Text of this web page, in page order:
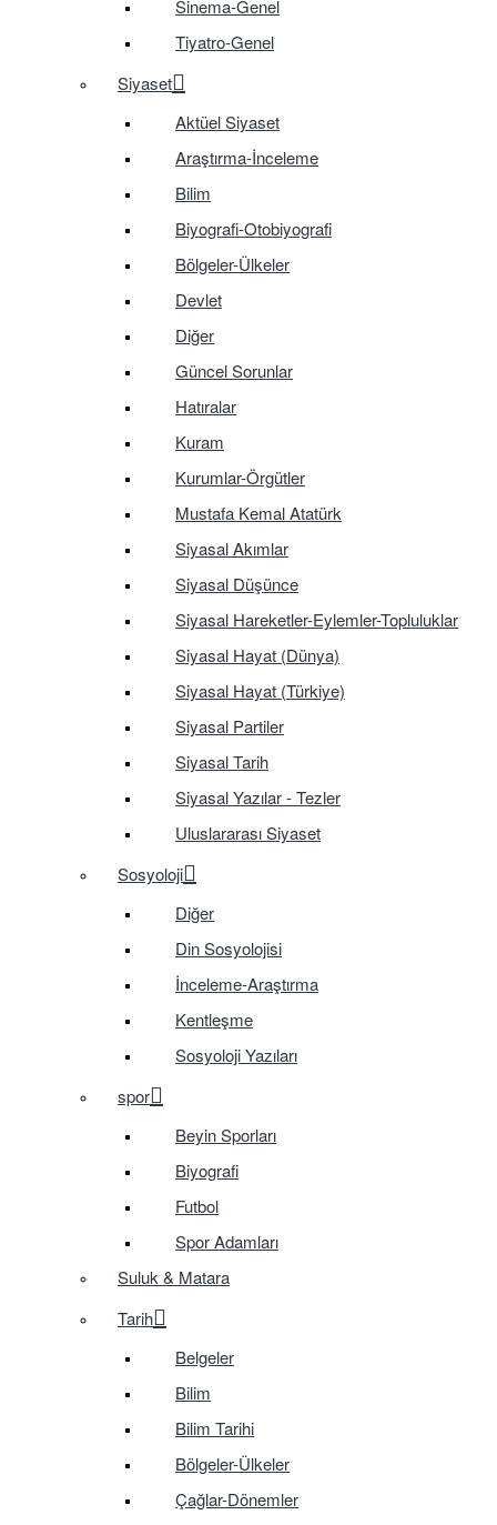
Sinema-Genel
Tiyatro-Genel
Siyaset
Aktüel Siyaset
Araştırma-İnceleme
Bilim
Biyografi-Otobiyografi
Bölgeler-Ülkeler
Devlet
Diğer
Güncel Sorunlar
Hatıralar
Kuram
Kurumlar-Örgütler
Mustafa Kemal Atatürk
Siyasal Akımlar
Siyasal Düşünce
Siyasal Hareketler-Eylemler-Topluluklar
Siyasal Hayat (Dünya)
Siyasal Hayat (Türkiye)
Siyasal Partiler
Siyasal Tarih
Siyasal Yazılar - Tezler
Uluslararası Siyaset
Sosyoloji
Diğer
Din Sosyolojisi
İnceleme-Araştırma
Kentleşme
Sosyoloji Yazıları
spor
Beyin Sporları
Biyografi
Futbol
Spor Adamları
Suluk & Matara
Tarih
Belgeler
Bilim
Bilim Tarihi
Bölgeler-Ülkeler
Çağlar-Dönemler